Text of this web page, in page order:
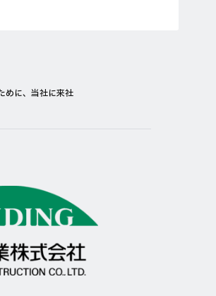
めに、当社に来社